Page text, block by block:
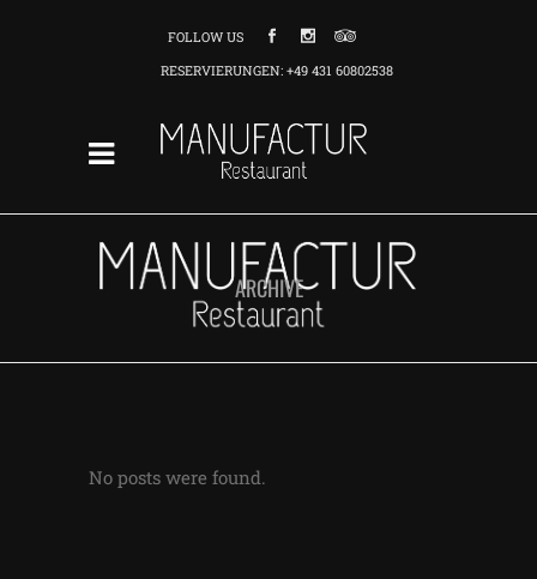
FOLLOW US
RESERVIERUNGEN: +49 431 60802538
ARCHIVE
No posts were found.